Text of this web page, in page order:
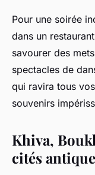
Pour une soirée
dans un
savourer des
spectacles de
qui ravira tous
souvenirs
Khiva,
cités